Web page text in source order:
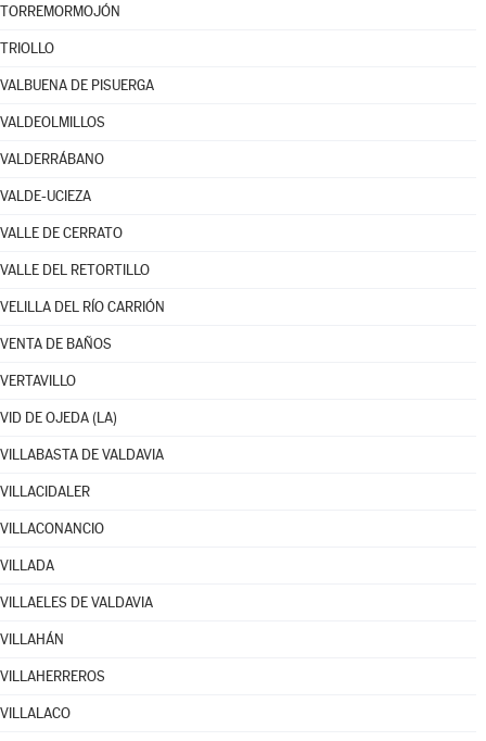
TORREMORMOJÓN
TRIOLLO
VALBUENA DE PISUERGA
VALDEOLMILLOS
VALDERRÁBANO
VALDE-UCIEZA
VALLE DE CERRATO
VALLE DEL RETORTILLO
VELILLA DEL RÍO CARRIÓN
VENTA DE BAÑOS
VERTAVILLO
VID DE OJEDA (LA)
VILLABASTA DE VALDAVIA
VILLACIDALER
VILLACONANCIO
VILLADA
VILLAELES DE VALDAVIA
VILLAHÁN
VILLAHERREROS
VILLALACO